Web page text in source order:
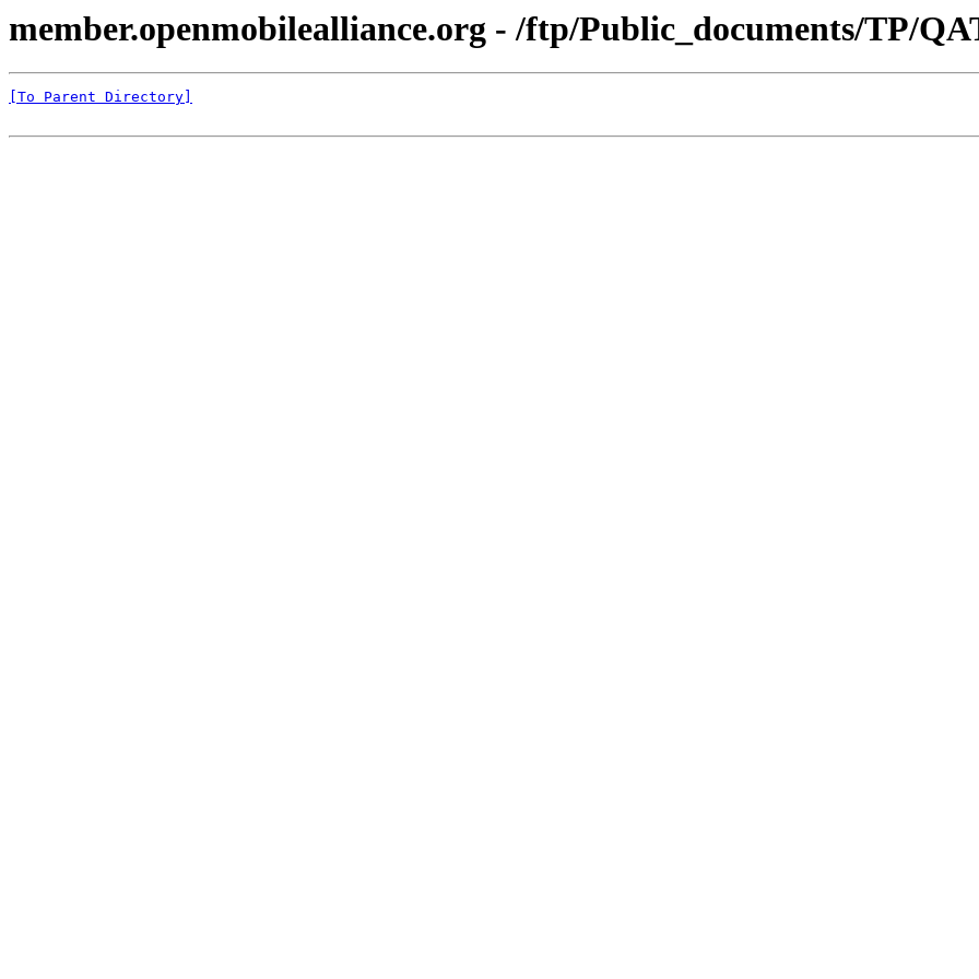
member.openmobilealliance.org - /ftp/Public_documents/TP/
[To Parent Directory]